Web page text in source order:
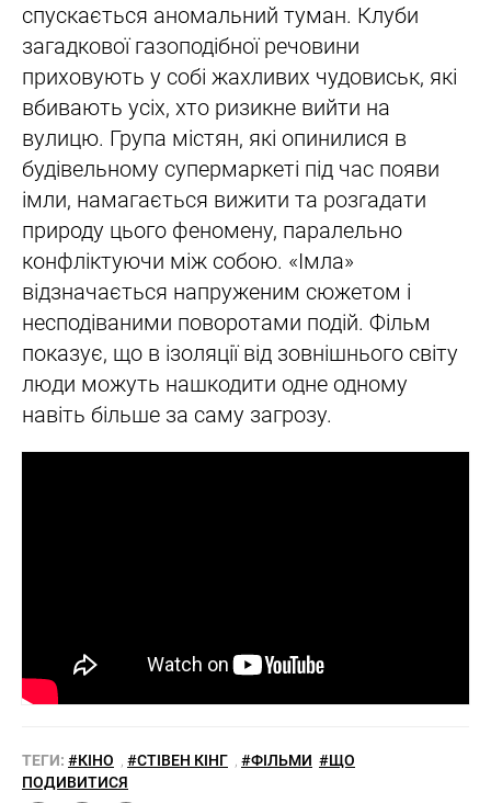
спускається аномальний туман. Клуби
загадкової газоподібної речовини
приховують у собі жахливих чудовиськ, які
вбивають усіх, хто ризикне вийти на
вулицю. Група містян, які опинилися в
будівельному супермаркеті під час появи
імли, намагається вижити та розгадати
природу цього феномену, паралельно
конфліктуючи між собою. «Імла»
відзначається напруженим сюжетом і
несподіваними поворотами подій. Фільм
показує, що в ізоляції від зовнішнього світу
люди можуть нашкодити одне одному
навіть більше за саму загрозу.
ТЕГИ: #КІНО #СТІВЕН КІНГ #ФІЛЬМИ #ЩО
ПОДИВИТИСЯ